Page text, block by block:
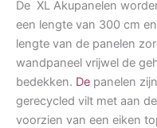
De XL Akupanelen
een lengte van 300 cm
lengte van de panelen
wandpaneel vrijwel de
bedekken. De panelen
gerecycled vilt met aan
voorzien van een eiken